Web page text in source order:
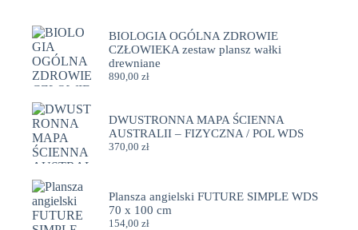
BIOLOGIA OGÓLNA ZDROWIE
CZŁOWIEKA zestaw plansz wałki
drewniane
890,00zł
DWUSTRONNA MAPA ŚCIENNA
AUSTRALII – FIZYCZNA / POL WDS
370,00zł
Plansza angielski FUTURE SIMPLE WDS
70 x 100 cm
154,00zł